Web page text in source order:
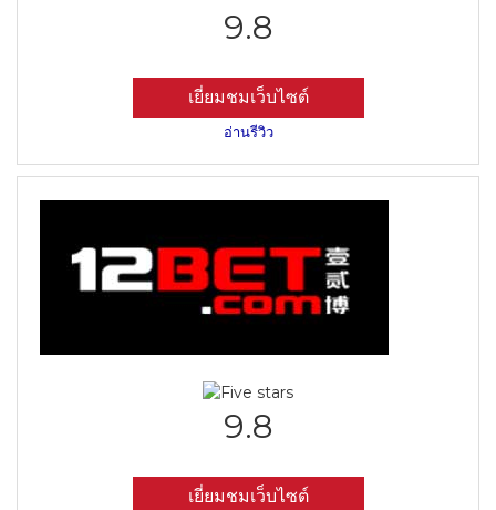
9.8
เยี่ยมชมเว็บไซต์
อ่านรีวิว
9.8
เยี่ยมชมเว็บไซต์